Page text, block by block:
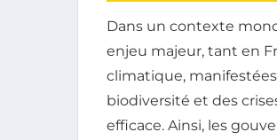
Dans un contexte
enjeu majeur, tant en
climatique,
biodiversité et des
efficace. Ainsi, les